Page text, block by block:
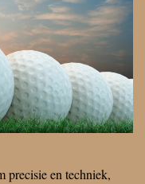
precisie en techniek,